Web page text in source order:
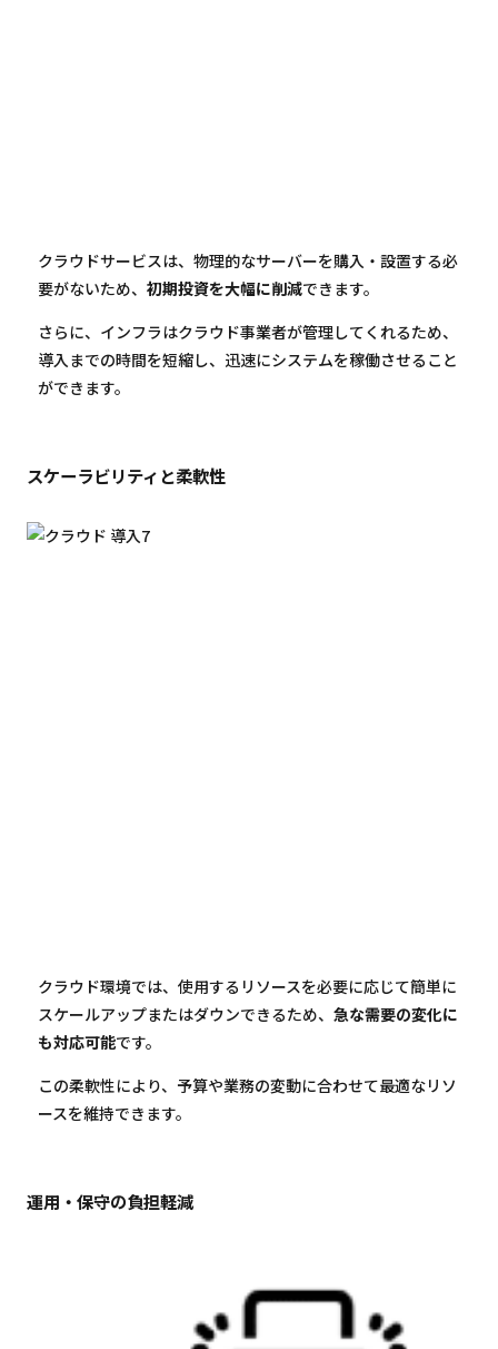
クラウドサービスは、物理的なサーバーを購入・設置する必
要がないため、 初期投資を大幅に削減できます。
さらに、インフラはクラウド事業者が管理してくれるため、
導入までの時間を短縮し、迅速にシステムを稼働させること
ができます。
スケーラビリティと柔軟性
クラウド環境では、使用するリソースを必要に応じて簡単に
スケールアップまたはダウンできるため、 急な需要の変化に
も対応可能です。
この柔軟性により、予算や業務の変動に合わせて最適なリソ
ースを維持できます。
運用・保守の負担軽減